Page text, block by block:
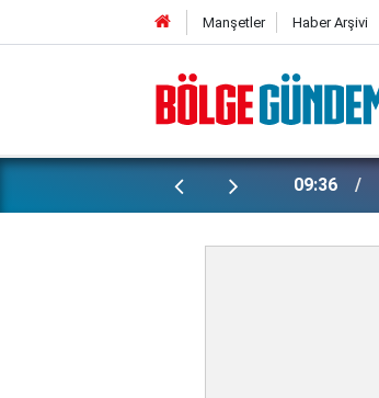
Manşetler Haber Arşivi
16:02